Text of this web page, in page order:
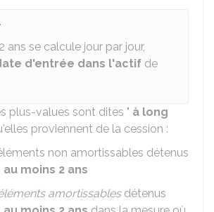
ans se calcule jour par jour,
d'entrée dans l'actif de
plus-values sont dites " à long
proviennent de la cession :
non amortissables détenus
au moins 2 ans
amortissablesdétenus